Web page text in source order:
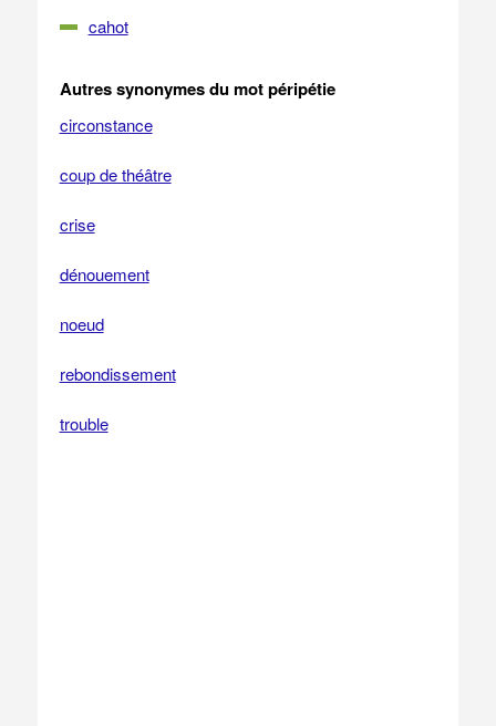
cahot
Autres synonymes du mot péripétie
circonstance
coup de théâtre
crise
dénouement
noeud
rebondissement
trouble